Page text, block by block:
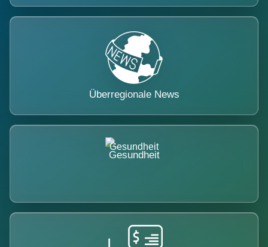
Überregionale News
Gesundheit